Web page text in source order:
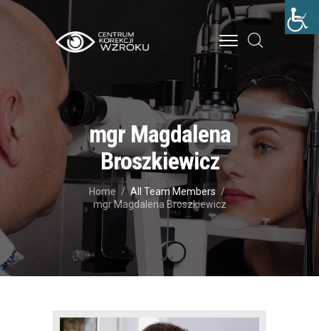
mgr Magdalena
Broszkiewicz
Home
All Team Members
mgr Magdalena Broszkiewicz
STRONA GŁÓWNA
O NAS
LECZENIE
CENNIK
BLOG